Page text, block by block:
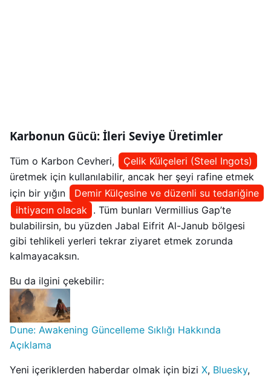
Karbonun Gücü: İleri Seviye Üretimler
Tüm o Karbon Cevheri,
Çelik Külçeleri (Steel Ingots)
üretmek için kullanılabilir, ancak her şeyi rafine etmek
için bir yığın
Demir Külçesine ve düzenli su tedariğine
ihtiyacın olacak . Tüm bunları Vermillius Gap’te
bulabilirsin, bu yüzden Jabal Eifrit Al-Janub bölgesi
gibi tehlikeli yerleri tekrar ziyaret etmek zorunda
kalmayacaksın.
Bu da ilgini çekebilir:
Dune: Awakening Güncelleme Sıklığı Hakkında
Açıklama
Yeni içeriklerden haberdar olmak için bizi X, Bluesky,